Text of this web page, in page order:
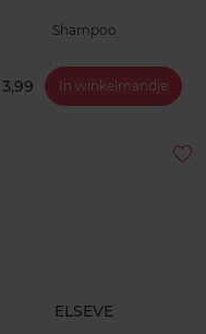
Shampoo
In winkelmandje
ELSEVE